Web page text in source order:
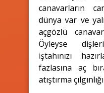
canavarların
dünya var ve
açgözlü
Öyleyse
iştahınızı
fazlasına aç
atıştırma